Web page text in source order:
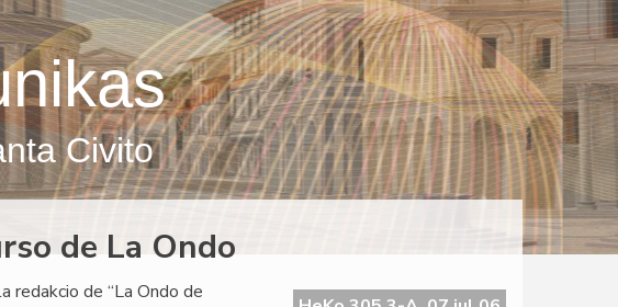
Civito
de La Ondo
redakcio de “La Ondo de